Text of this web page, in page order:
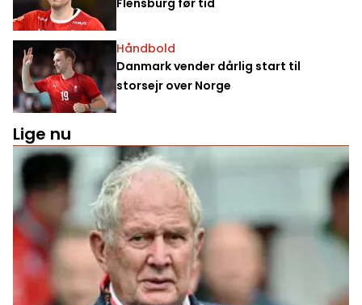
Flensburg før tid
Håndbold
Danmark vender dårlig start til
storsejr over Norge
Lige nu